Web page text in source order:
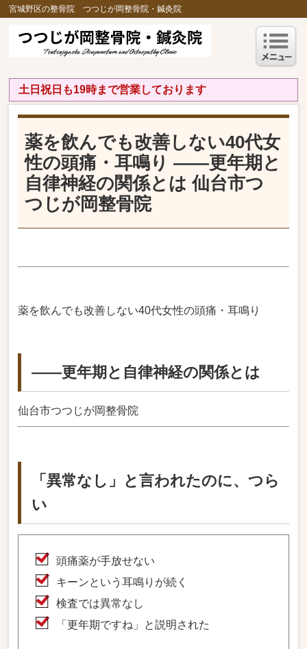
宮城野区の整骨院 つつじが岡整骨院・鍼灸院
土日祝日も19時まで営業しております
薬を飲んでも改善しない40代女
性の頭痛・耳鳴り ――更年期と
自律神経の関係とは 仙台市つ
つじが岡整骨院
薬を飲んでも改善しない40代女性の頭痛・耳鳴り
――更年期と自律神経の関係とは
仙台市つつじが岡整骨院
「異常なし」と言われたのに、つら
い
頭痛薬が手放せない
キーンという耳鳴りが続く
検査では異常なし
「更年期ですね」と説明された